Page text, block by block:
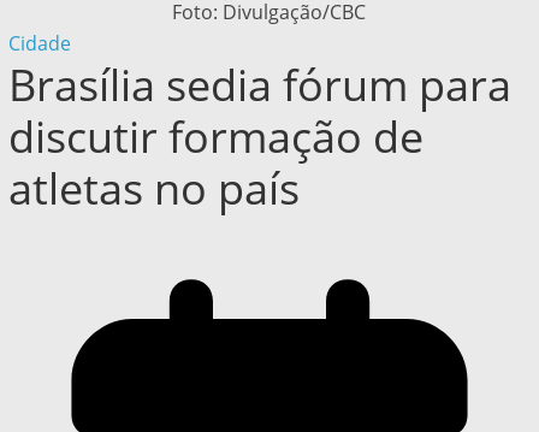
Foto: Divulgação/CBC
Cidade
Brasília sedia fórum para
discutir formação de
atletas no país